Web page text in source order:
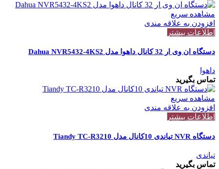
مشاهده سریع
افزودن به علاقه مندی
اطلاعات بیشتر
دستگاه ان وی ار 32 کانال داهوا مدل Dahua NVR5432-4KS2
داهوا
تماس بگیرید
مشاهده سریع
افزودن به علاقه مندی
اطلاعات بیشتر
دستگاه NVR تیاندی 10کانال مدل Tiandy TC-R3210
تیاندی
تماس بگیرید